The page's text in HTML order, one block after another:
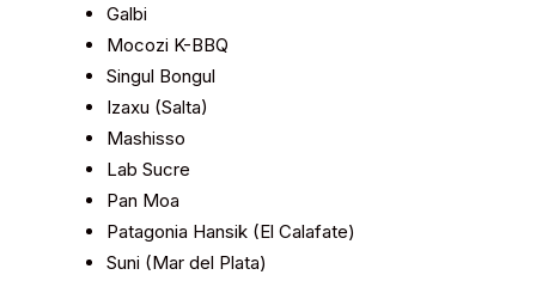
Galbi
Mocozi K-BBQ
Singul Bongul
Izaxu (Salta)
Mashisso
Lab Sucre
Pan Moa
Patagonia Hansik (El Calafate)
Suni (Mar del Plata)